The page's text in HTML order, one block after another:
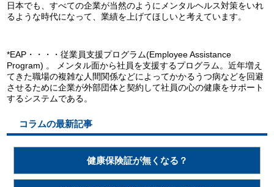
日本でも、すべての企業が当然のようにメンタルヘルス対策をいれ
るような時代になって、業績を上げてほしいと考えています。
*EAP・・・・従業員支援プログラム(Employee Assistance
Program) 。 メンタル面から社員を支援するプログラム。近年増え
てきた職場の複雑な人間関係などによってかかるうつ病などを回避
させるために企業が外部団体と契約して社員の心の健康をサポート
するシステムである。
コラムの最新記事
健康保険証が無くなる？